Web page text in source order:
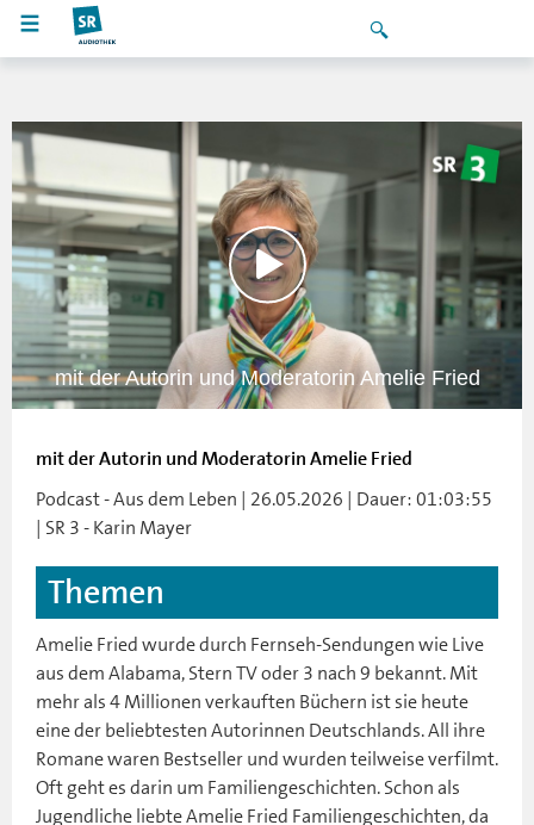
mit der Autorin und Moderatorin Amelie Fried
mit der Autorin und Moderatorin Amelie Fried
Podcast - Aus dem Leben | 26.05.2026 | Dauer: 01:03:55
| SR 3 - Karin Mayer
Themen
Amelie Fried wurde durch Fernseh-Sendungen wie Live
aus dem Alabama, Stern TV oder 3 nach 9 bekannt. Mit
mehr als 4 Millionen verkauften Büchern ist sie heute
eine der beliebtesten Autorinnen Deutschlands. All ihre
Romane waren Bestseller und wurden teilweise verfilmt.
Oft geht es darin um Familiengeschichten. Schon als
Jugendliche liebte Amelie Fried Familiengeschichten, da